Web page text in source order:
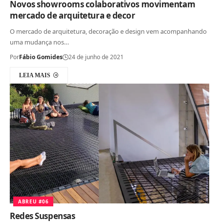
Novos showrooms colaborativos movimentam
mercado de arquitetura e decor
O mercado de arquitetura, decoração e design vem acompanhando
uma mudança nos…
PorFábio Gomides 24 de junho de 2021
LEIA MAIS
ABREU #06
Redes Suspensas